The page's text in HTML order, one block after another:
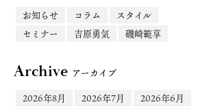
お知らせ
コラム
スタイル
セミナー
吉原勇気 磯崎範享
Archive アーカイブ
2026年8月
2026年7月
2026年6月